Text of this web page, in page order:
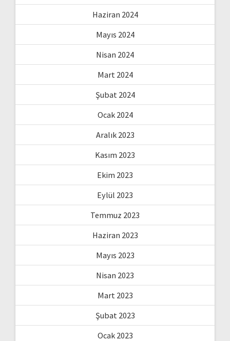
Haziran 2024
Mayıs 2024
Nisan 2024
Mart 2024
Şubat 2024
Ocak 2024
Aralık 2023
Kasım 2023
Ekim 2023
Eylül 2023
Temmuz 2023
Haziran 2023
Mayıs 2023
Nisan 2023
Mart 2023
Şubat 2023
Ocak 2023